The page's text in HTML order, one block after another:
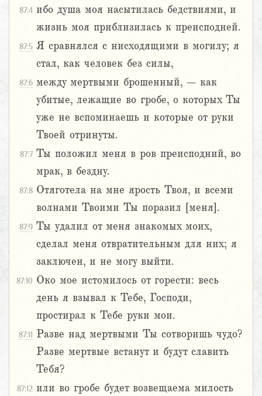
87:4 ибо душа моя насытилась бедствиями, и
жизнь моя приблизилась к преисподней.
87:5 Я сравнялся с нисходящими в могилу; я
стал, как человек без силы,
87:6 между мертвыми брошенный, – как
убитые, лежащие во гробе, о которых Ты
уже не вспоминаешь и которые от руки
Твоей отринуты.
87:7 Ты положил меня в ров преисподний, во
мрак, в бездну.
87:8 Отяготела на мне ярость Твоя, и всеми
волнами Твоими Ты поразил [меня].
87:9 Ты удалил от меня знакомых моих,
сделал меня отвратительным для них; я
заключен, и не могу выйти.
87:10 Око мое истомилось от горести: весь
день я взывал к Тебе, Господи,
простирал к Тебе руки мои.
87:11 Разве над мертвыми Ты сотворишь чудо?
Разве мертвые встанут и будут славить
Тебя?
87:12 или во гробе будет возвещаема милость